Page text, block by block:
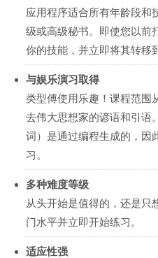
应用程序适合所有年龄段和
级或高级秘书。即使您以前
你的技能，并立即将其转移
与娱乐演习取得
类型傅使用乐趣！课程范围
去伟大思想家的谚语和引语
词）是通过编程生成的，因
习。
多种难度等级
从头开始是值得的，还是只
门水平并立即开始练习。
适应性强